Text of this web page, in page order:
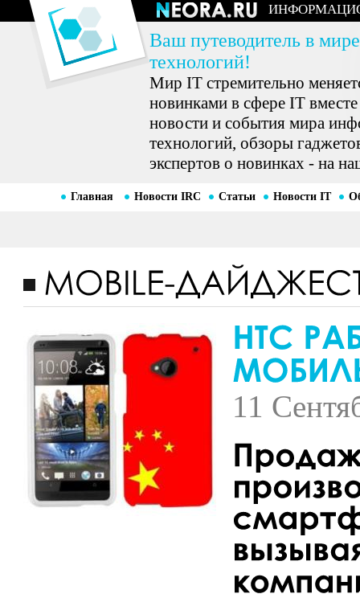
Ваш путеводитель в
технологий!
Мир IT стремительно
новинками в сфере IT
новости и события мира
технологий, обзоры
экспертов о новинках - на
Главная Новости IRC Статьи Новости IT
11